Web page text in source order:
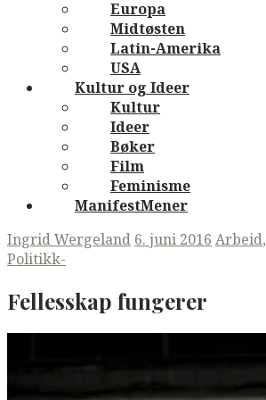
Europa
Midtøsten
Latin-Amerika
USA
Kultur og Ideer
Kultur
Ideer
Bøker
Film
Feminisme
ManifestMener
Ingrid Wergeland 6. juni 2016 Arbeid,
Politikk-
Fellesskap fungerer